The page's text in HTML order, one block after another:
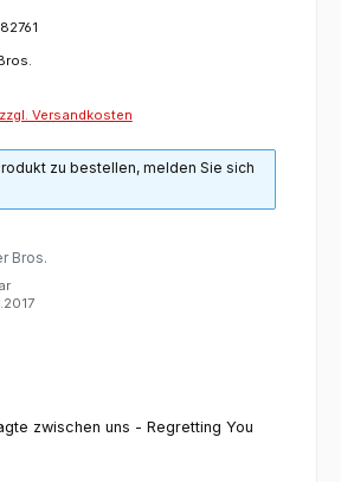
Versandkosten
zu bestellen, melden Sie sich
Bros.